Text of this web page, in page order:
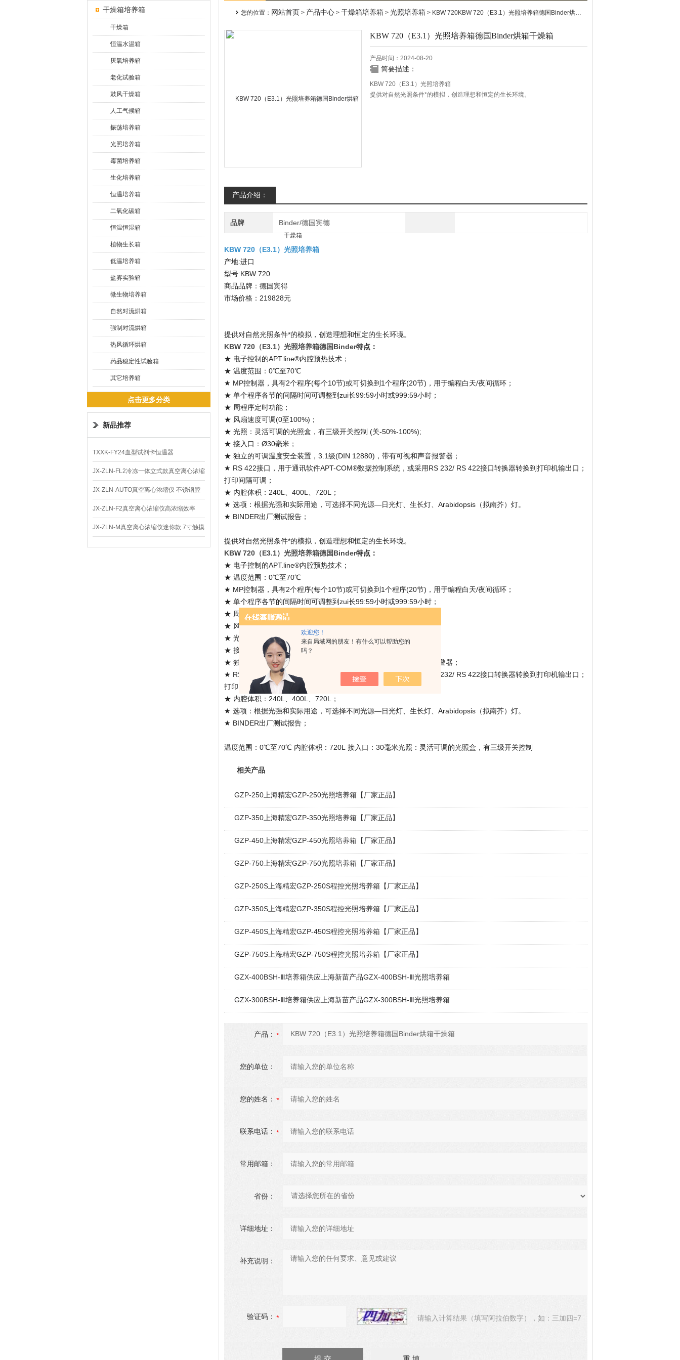
欢迎您！
来自局域网的朋友！有什么可以帮助您的
吗？
干燥箱培养箱
干燥箱
恒温水温箱
厌氧培养箱
老化试验箱
鼓风干燥箱
人工气候箱
振荡培养箱
光照培养箱
霉菌培养箱
生化培养箱
恒温培养箱
二氧化碳箱
恒温恒湿箱
植物生长箱
低温培养箱
盐雾实验箱
微生物培养箱
自然对流烘箱
强制对流烘箱
热风循环烘箱
药品稳定性试验箱
其它培养箱
点击更多分类
新品推荐
TXXK-FY24血型试剂卡恒温器
JX-ZLN-FL2冷冻一体立式款真空离心浓缩
仪 低温功能
JX-ZLN-AUTO真空离心浓缩仪 不锈钢腔
体
JX-ZLN-F2真空离心浓缩仪高浓缩效率
JX-ZLN-M真空离心浓缩仪迷你款 7寸触摸
屏
您的位置： 网站首页 > 产品中心 > 干燥箱培养箱 > 光照培养箱 > KBW 720KBW 720（E3.1）光照培养箱德国Binder烘箱干燥箱
KBW 720（E3.1）光照培养箱德国Binder烘箱干燥箱
产品时间：2024-08-20
简要描述：
KBW 720（E3.1）光照培养箱
提供对自然光照条件*的模拟，创造理想和恒定的生长环境。
产品介绍：
品牌 Binder/德国宾德
KBW 720（E3.1）光照培养箱
产地:进口
型号:KBW 720
商品品牌：德国宾得
市场价格：219828元
提供对自然光照条件*的模拟，创造理想和恒定的生长环境。
KBW 720（E3.1）光照培养箱德国Binder​特点：
★ 电子控制的APT.line®内腔预热技术；
★ 温度范围：0℃至70℃
★ MP控制器，具有2个程序(每个10节)或可切换到1个程序(20节)，用于编程白天/夜间循环；
★ 单个程序各节的间隔时间可调整到zui长99:59小时或999:59小时；
★ 周程序定时功能；
★ 风扇速度可调(0至100%)；
★ 光照：灵活可调的光照盒，有三级开关控制 (关-50%-100%);
★ 接入口：Ø30毫米；
★ 独立的可调温度安全装置，3.1级(DIN 12880)，带有可视和声音报警器；
★ RS 422接口，用于通讯软件APT-COM®数据控制系统，或采用RS 232/ RS 422接口转换器转换到打印机输出口；
打印间隔可调；
★ 内腔体积：240L、400L、720L；
★ 选项：根据光强和实际用途，可选择不同光源—日光灯、生长灯、Arabidopsis（拟南芥）灯。
★ BINDER出厂测试报告；
提供对自然光照条件*的模拟，创造理想和恒定的生长环境。
KBW 720（E3.1）光照培养箱德国Binder​特点：
★ 电子控制的APT.line®内腔预热技术；
★ 温度范围：0℃至70℃
★ MP控制器，具有2个程序(每个10节)或可切换到1个程序(20节)，用于编程白天/夜间循环；
★ 单个程序各节的间隔时间可调整到zui长99:59小时或999:59小时；
★ 周程序定时功能；
★ 风扇速度可调(0至100%)；
★ 光照：灵活可调的光照盒，有三级开关控制 (关-50%-100%);
★ 接入口：Ø30毫米；
★ 独立的可调温度安全装置，3.1级(DIN 12880)，带有可视和声音报警器；
★ RS 422接口，用于通讯软件APT-COM®数据控制系统，或采用RS 232/ RS 422接口转换器转换到打印机输出口；
打印间隔可调；
★ 内腔体积：240L、400L、720L；
★ 选项：根据光强和实际用途，可选择不同光源—日光灯、生长灯、Arabidopsis（拟南芥）灯。
★ BINDER出厂测试报告；
温度范围：0℃至70℃ 内腔体积：720L 接入口：30毫米光照：灵活可调的光照盒，有三级开关控制
相关产品
GZP-250上海精宏GZP-250光照培养箱【厂家正品】
GZP-350上海精宏GZP-350光照培养箱【厂家正品】
GZP-450上海精宏GZP-450光照培养箱【厂家正品】
GZP-750上海精宏GZP-750光照培养箱【厂家正品】
GZP-250S上海精宏GZP-250S程控光照培养箱【厂家正品】
GZP-350S上海精宏GZP-350S程控光照培养箱【厂家正品】
GZP-450S上海精宏GZP-450S程控光照培养箱【厂家正品】
GZP-750S上海精宏GZP-750S程控光照培养箱【厂家正品】
GZX-400BSH-Ⅲ培养箱供应上海新苗产品GZX-400BSH-Ⅲ光照培养箱
GZX-300BSH-Ⅲ培养箱供应上海新苗产品GZX-300BSH-Ⅲ光照培养箱
产品：
您的单位：
您的姓名：
联系电话：
常用邮箱：
省份：
详细地址：
补充说明：
验证码： 请输入计算结果（填写阿拉伯数字），如：三加四=7